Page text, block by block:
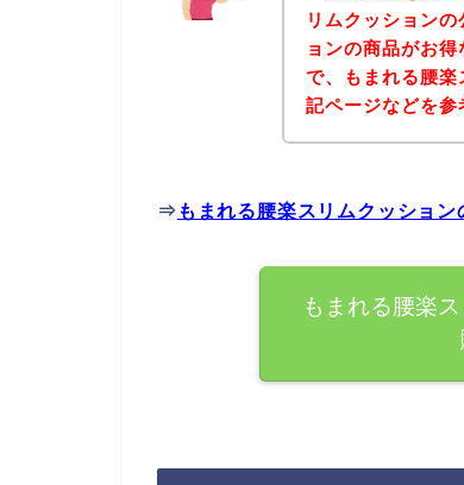
リムクッション
ョンの商品がお
で、もまれる腰
記ページなどを参
⇒ もまれる腰楽スリムクッショ
もまれる腰楽